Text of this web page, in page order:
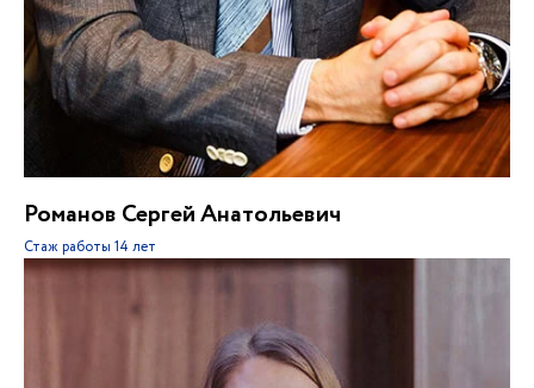
Романов Сергей Анатольевич
Стаж работы 14 лет